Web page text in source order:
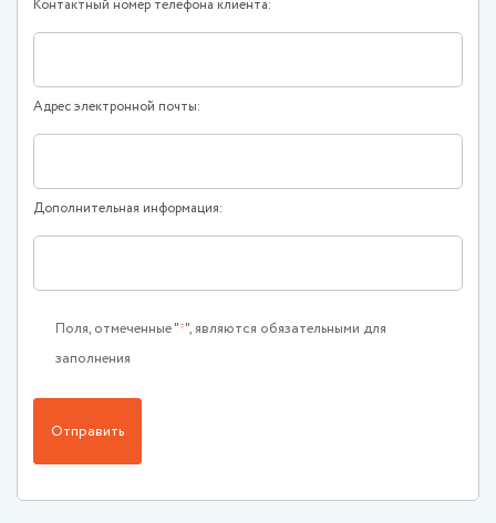
Контактный номер телефона клиента:
Адрес электронной почты:
Дополнительная информация:
Поля, отмеченные " ", являются обязательными для
заполнения
Отправить